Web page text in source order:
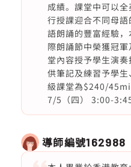
成績。課堂中可以
行授課迎合不同母
語朗誦的豐富經驗
際朗誦節中榮獲冠
堂內容授予學生演
供筆記及練習予學
級課堂為$240/
7/5（四） 3:00-
導師編號162988